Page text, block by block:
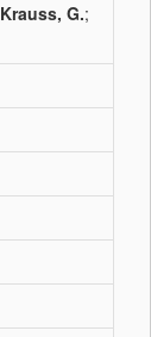
Krauss, G.;